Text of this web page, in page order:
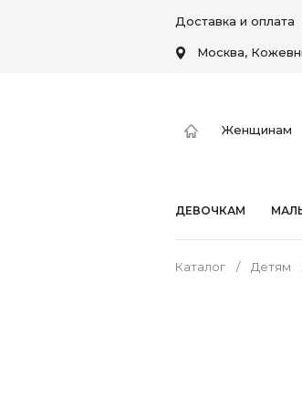
Доставка и оплата
Москва,
Женщинам
ДЕВОЧКАМ
Каталог Детям